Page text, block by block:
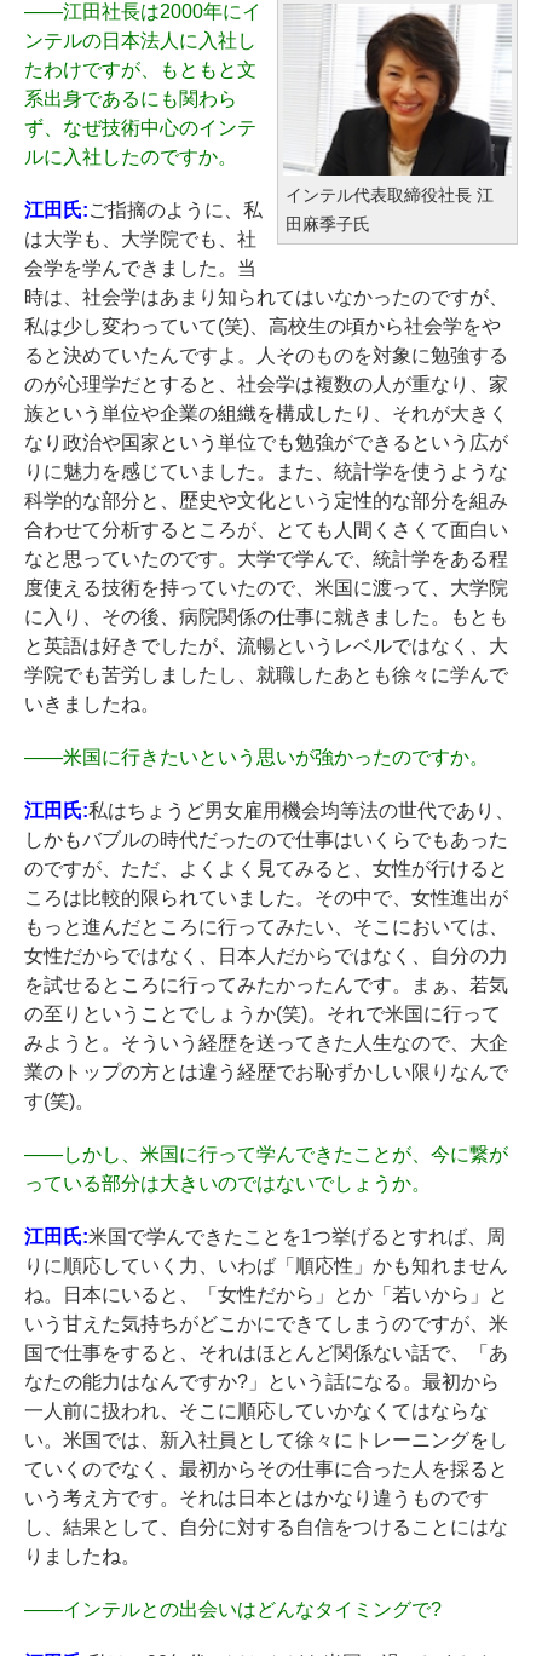
インテル代表取締役社長 江
田麻季子氏
――江田社長は2000年にイ
ンテルの日本法人に入社し
たわけですが、もともと文
系出身であるにも関わら
ず、なぜ技術中心のインテ
ルに入社したのですか。
江田氏:ご指摘のように、私
は大学も、大学院でも、社
会学を学んできました。当
時は、社会学はあまり知られてはいなかったのですが、
私は少し変わっていて(笑)、高校生の頃から社会学をや
ると決めていたんですよ。人そのものを対象に勉強する
のが心理学だとすると、社会学は複数の人が重なり、家
族という単位や企業の組織を構成したり、それが大きく
なり政治や国家という単位でも勉強ができるという広が
りに魅力を感じていました。また、統計学を使うような
科学的な部分と、歴史や文化という定性的な部分を組み
合わせて分析するところが、とても人間くさくて面白い
なと思っていたのです。大学で学んで、統計学をある程
度使える技術を持っていたので、米国に渡って、大学院
に入り、その後、病院関係の仕事に就きました。もとも
と英語は好きでしたが、流暢というレベルではなく、大
学院でも苦労しましたし、就職したあとも徐々に学んで
いきましたね。
――米国に行きたいという思いが強かったのですか。
江田氏:私はちょうど男女雇用機会均等法の世代であり、
しかもバブルの時代だったので仕事はいくらでもあった
のですが、ただ、よくよく見てみると、女性が行けると
ころは比較的限られていました。その中で、女性進出が
もっと進んだところに行ってみたい、そこにおいては、
女性だからではなく、日本人だからではなく、自分の力
を試せるところに行ってみたかったんです。まぁ、若気
の至りということでしょうか(笑)。それで米国に行って
みようと。そういう経歴を送ってきた人生なので、大企
業のトップの方とは違う経歴でお恥ずかしい限りなんで
す(笑)。
――しかし、米国に行って学んできたことが、今に繋が
っている部分は大きいのではないでしょうか。
江田氏:米国で学んできたことを1つ挙げるとすれば、周
りに順応していく力、いわば「順応性」かも知れません
ね。日本にいると、「女性だから」とか「若いから」と
いう甘えた気持ちがどこかにできてしまうのですが、米
国で仕事をすると、それはほとんど関係ない話で、「あ
なたの能力はなんですか?」という話になる。最初から
一人前に扱われ、そこに順応していかなくてはならな
い。米国では、新入社員として徐々にトレーニングをし
ていくのでなく、最初からその仕事に合った人を採ると
いう考え方です。それは日本とはかなり違うものです
し、結果として、自分に対する自信をつけることにはな
りましたね。
――インテルとの出会いはどんなタイミングで?